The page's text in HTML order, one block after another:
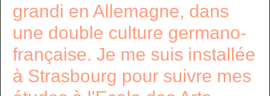
grandi en Allemagne, dans
une double culture germano-
française. Je me suis installée
à Strasbourg pour suivre mes